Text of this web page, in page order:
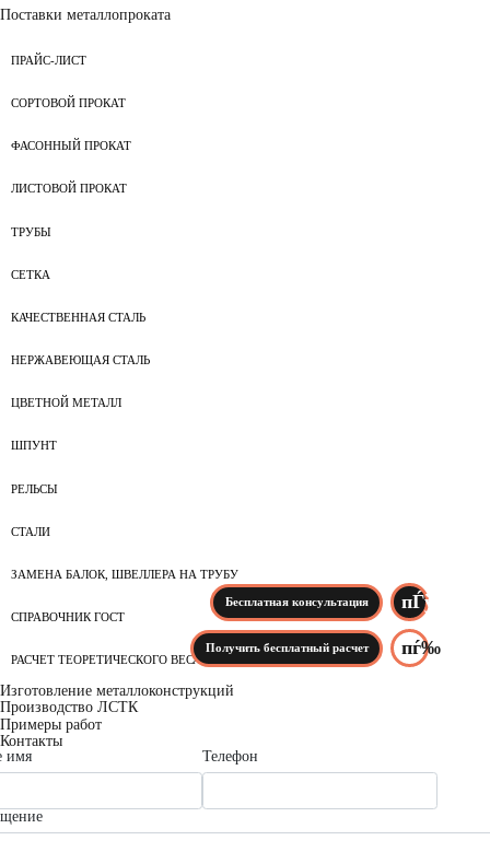
Поставки металлопроката
ПРАЙС-ЛИСТ
СОРТОВОЙ ПРОКАТ
ФАСОННЫЙ ПРОКАТ
ЛИСТОВОЙ ПРОКАТ
ТРУБЫ
СЕТКА
КАЧЕСТВЕННАЯ СТАЛЬ
НЕРЖАВЕЮЩАЯ СТАЛЬ
ЦВЕТНОЙ МЕТАЛЛ
ШПУНТ
РЕЛЬСЫ
СТАЛИ
ЗАМЕНА БАЛОК, ШВЕЛЛЕРА НА ТРУБУ
СПРАВОЧНИК ГОСТ
РАСЧЕТ ТЕОРЕТИЧЕСКОГО ВЕСА
Бесплатная консультация
Получить бесплатный расчет
Изготовление металлоконструкций
Производство ЛСТК
Примеры работ
Контакты
имя
Телефон